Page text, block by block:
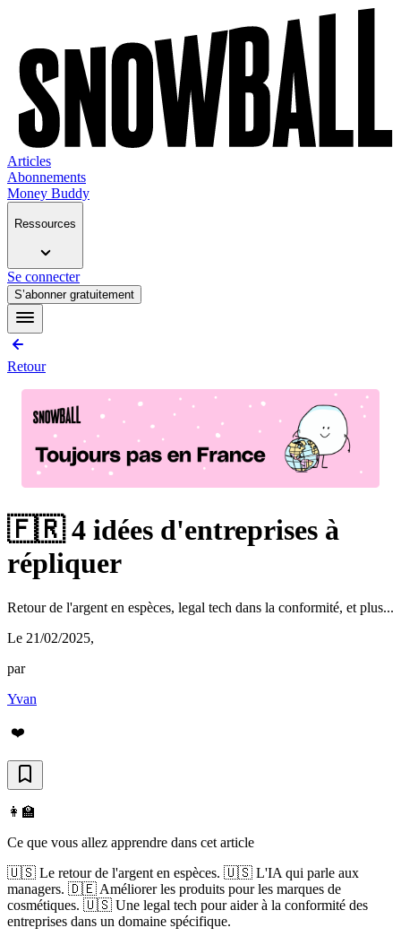
Articles
Abonnements
Money Buddy
Ressources
Se connecter
S’abonner gratuitement
Retour
🇫🇷 4 idées d'entreprises à
répliquer
Retour de l'argent en espèces, legal tech dans la conformité, et plus...
Le 21/02/2025,
par
Yvan
❤️
👩‍🏫
Ce que vous allez apprendre dans cet article
🇺🇸 Le retour de l'argent en espèces. 🇺🇸 L'IA qui parle aux
managers. 🇩🇪 Améliorer les produits pour les marques de
cosmétiques. 🇺🇸 Une legal tech pour aider à la conformité des
entreprises dans un domaine spécifique.